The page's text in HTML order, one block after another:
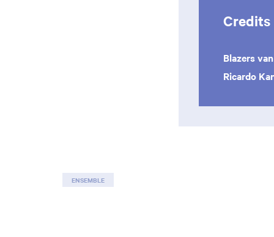
Credits
Blazers
Ricardo
ENSEMBLE
Zoom